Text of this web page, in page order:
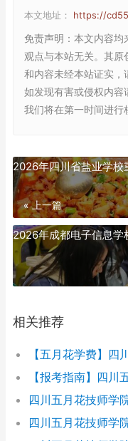
本文地址： https://
免责声明 ：本文内容
观点与本站无关。其
和内容未经本站证实，
如发现有害或侵权内
我们将在第一时间进行
2026年四川省盐业学校
« 上一篇
2026年成都电子信息学
相关推荐